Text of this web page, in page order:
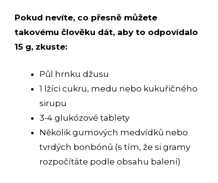
Pokud nevíte, co přesně můžete
takovému člověku dát, aby to odpovídalo
15 g, zkuste:
Půl hrnku džusu
1 lžíci cukru, medu nebo kukuřičného
sirupu
3-4 glukózové tablety
Několik gumových medvídků nebo
tvrdých bonbónů (s tím, že si gramy
rozpočítáte podle obsahu balení)